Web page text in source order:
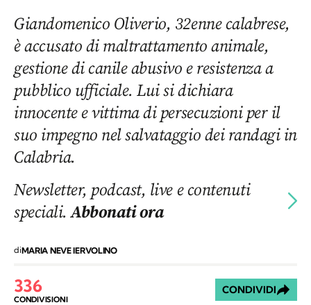
Giandomenico Oliverio, 32enne calabrese,
è accusato di maltrattamento animale,
gestione di canile abusivo e resistenza a
pubblico ufficiale. Lui si dichiara
innocente e vittima di persecuzioni per il
suo impegno nel salvataggio dei randagi in
Calabria.
Newsletter, podcast, live e contenuti
speciali.Abbonati ora
diMARIA NEVE IERVOLINO
336
CONDIVISIONI
CONDIVIDI